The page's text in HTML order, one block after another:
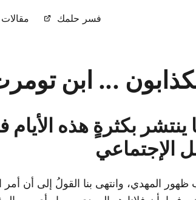
فسر حلمك مقالات
... ابن
بكثرةٍ هذه الأيام
الإجتماعي
المهدي، وانتهى بنا القولُ إلى أن أمر